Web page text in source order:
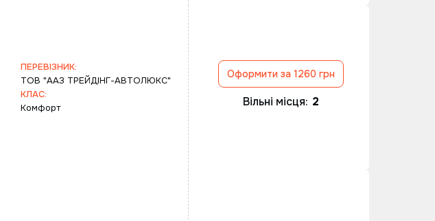
ПЕРЕВІЗНИК:
ТОВ "ААЗ ТРЕЙДІНГ-АВТОЛЮКС"
КЛАС:
Комфорт
Оформити за 1260 грн
Вільні місця: 2